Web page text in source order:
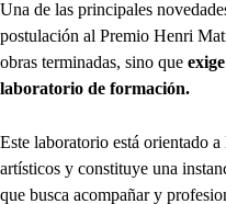
Una de las principales
postulación al Premio Henri
obras terminadas, sino que
laboratorio de formación.
Este laboratorio está orientado
artísticos y constituye una
que busca acompañar y